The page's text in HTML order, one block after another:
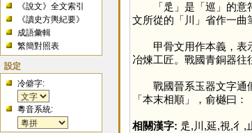
《說文》全文索引
《讀史方輿紀要》
成語彙輯
繁簡對照表
設定
冷僻字:
粵音系統:
「辵 」是「巡 」的意
文所從的「川 」省作一曲
甲骨文用作本義，表示
冶煉工匠。戰國青銅器往
戰國晉系玉器文字通
「本末相順」，俞樾曰
相關漢字: 辵,川 ,延,視,彳 ,